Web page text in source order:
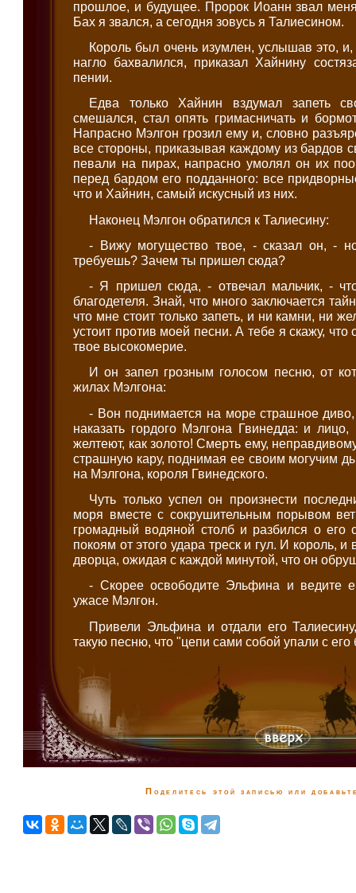
прошлое, и будущее. Пророк Иоанн звал
Бах я звался, а сегодня зовусь я Талиесином.
Король был очень изумлен, услышав это,
нагло бахвалился, приказал Хайнину
пении.
Едва только Хайнин вздумал запеть
смешался, стал опять гримасничать и
Напрасно Мэлгон грозил ему и, словно
все стороны, приказывая каждому из бардов
певали на пирах, напрасно умолял он их
перед бардом его подданного: все
что и Хайнин, самый искусный из них.
Наконец Мэлгон обратился к Талиесину:
- Вижу могущество твое, - сказал он, -
требуешь? Зачем ты пришел сюда?
- Я пришел сюда, - отвечал мальчик, -
благодетеля. Знай, что много заключается
что мне стоит только запеть, и ни камни, ни
устоит против моей песни. А тебе я скажу, что
твое высокомерие.
И он запел грозным голосом песню, от
жилах Мэлгона:
- Вон поднимается на море страшное
наказать гордого Мэлгона Гвинедда: и
желтеют, как золото! Смерть ему,
страшную кару, поднимая ее своим могучим
на Мэлгона, короля Гвинедского.
Чуть только успел он произнести
моря вместе с сокрушительным порывом
громадный водяной столб и разбился о
покоям от этого удара треск и гул. И король,
дворца, ожидая с каждой минутой, что он
- Скорее освободите Эльфина и ведите
ужасе Мэлгон.
Привели Эльфина и отдали его
такую песню, что "цепи сами собой упали с его
Поделитесь этой записью или